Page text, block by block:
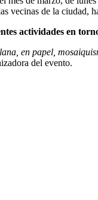
vecinas de la ciudad,
actividades en
en papel,
del evento.